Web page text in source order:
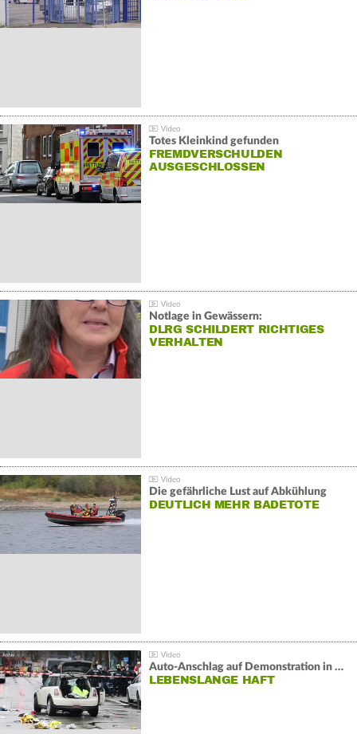
Totes Kleinkind gefunden
FREMDVERSCHULDEN
AUSGESCHLOSSEN
Notlage in Gewässern:
DLRG SCHILDERT RICHTIGES
VERHALTEN
Die gefährliche Lust auf Abkühlung
DEUTLICH MEHR BADETOTE
Auto-Anschlag auf Demonstration in München:
LEBENSLANGE HAFT